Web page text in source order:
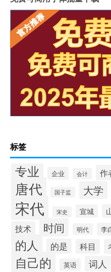
标签
专业 企业 会计 作
唐代 国子监 大学
宋代 宋史 宣城
技术 时间 明代 李
的人 的是 科目
自己的 英语 词人